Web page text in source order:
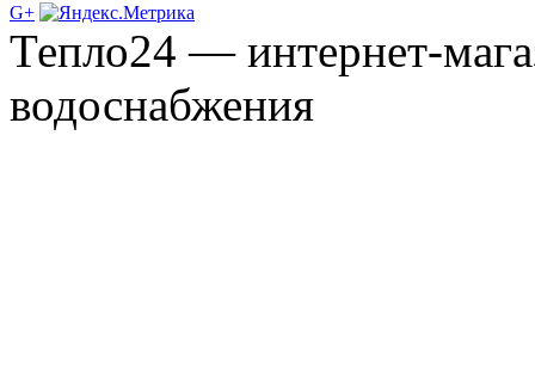
G+
Тепло24 — интернет-
водоснабжения